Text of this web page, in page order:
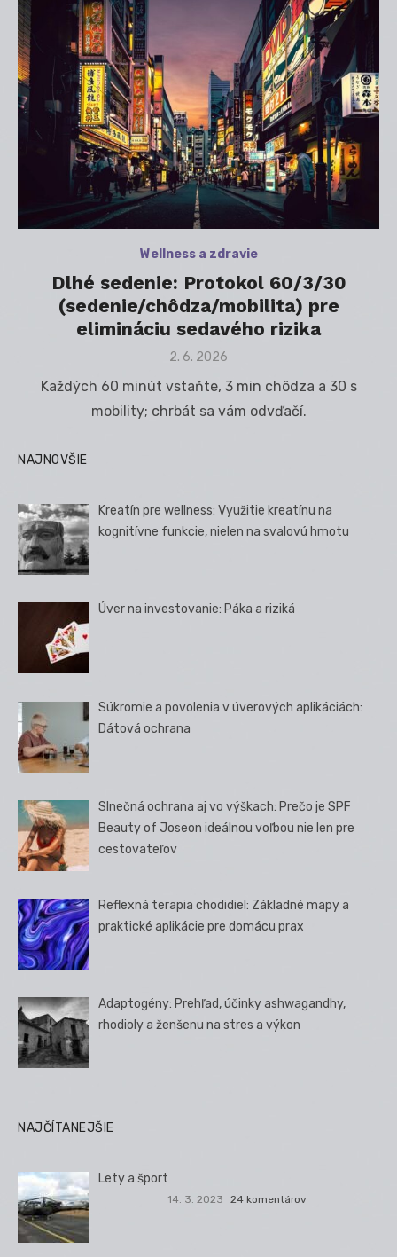
Wellness a zdravie
Dlhé sedenie: Protokol 60/3/30
(sedenie/chôdza/mobilita) pre
elimináciu sedavého rizika
Posted
2. 6. 2026
Každých 60 minút vstaňte, 3 min chôdza a 30 s
mobility; chrbát sa vám odvďačí.
NAJNOVŠIE
Kreatín pre wellness: Využitie kreatínu na
kognitívne funkcie, nielen na svalovú hmotu
Úver na investovanie: Páka a riziká
Súkromie a povolenia v úverových aplikáciách:
Dátová ochrana
Slnečná ochrana aj vo výškach: Prečo je SPF
Beauty of Joseon ideálnou voľbou nie len pre
cestovateľov
Reflexná terapia chodidiel: Základné mapy a
praktické aplikácie pre domácu prax
Adaptogény: Prehľad, účinky ashwagandhy,
rhodioly a ženšenu na stres a výkon
NAJČÍTANEJŠIE
Lety a šport
14. 3. 2023 24 komentárov